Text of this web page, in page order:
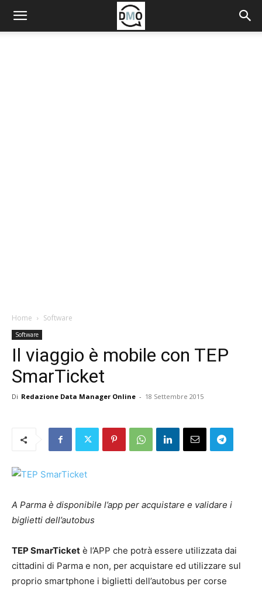
Home Software
Software
Il viaggio è mobile con TEP
SmarTicket
Di Redazione Data Manager Online - 18 Settembre 2015
A Parma è disponibile l’app per acquistare e validare i
biglietti dell’autobus
TEP SmarTicket è l’APP che potrà essere utilizzata dai
cittadini di Parma e non, per acquistare ed utilizzare sul
proprio smartphone i biglietti dell’autobus per corse